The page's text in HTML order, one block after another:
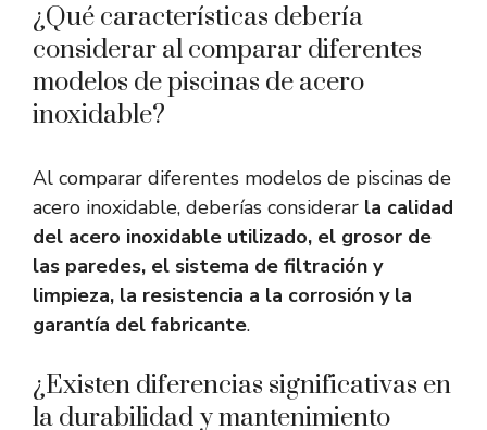
¿Qué características debería
considerar al comparar diferentes
modelos de piscinas de acero
inoxidable?
Al comparar diferentes modelos de piscinas de
acero inoxidable, deberías considerar la calidad
del acero inoxidable utilizado, el grosor de
las paredes, el sistema de filtración y
limpieza, la resistencia a la corrosión y la
garantía del fabricante.
¿Existen diferencias significativas en
la durabilidad y mantenimiento